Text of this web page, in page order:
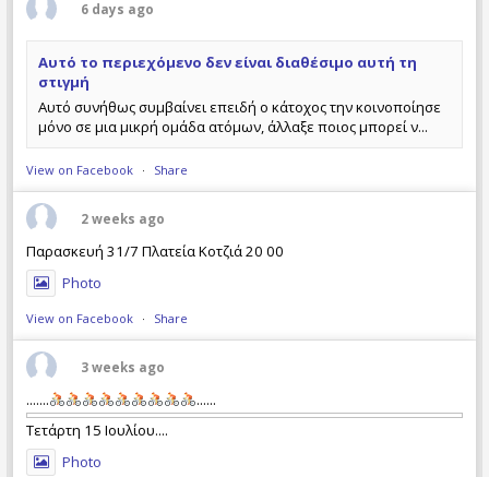
6 days ago
Αυτό το περιεχόμενο δεν είναι διαθέσιμο αυτή τη
στιγμή
Αυτό συνήθως συμβαίνει επειδή ο κάτοχος την κοινοποίησε
μόνο σε μια μικρή ομάδα ατόμων, άλλαξε ποιος μπορεί ν...
View on Facebook · Share
2 weeks ago
Παρασκευή 31/7 Πλατεία Κοτζιά 20 00
Photo
View on Facebook · Share
3 weeks ago
.......
......
Τετάρτη 15 Ιουλίου....
Photo